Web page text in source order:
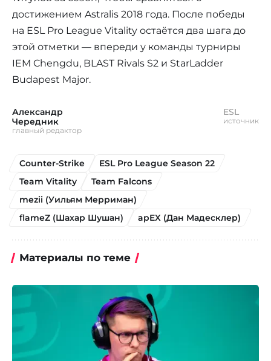
достижением Astralis 2018 года. После победы
на ESL Pro League Vitality остаётся два шага до
этой отметки — впереди у команды турниры
IEM Chengdu, BLAST Rivals S2 и StarLadder
Budapest Major.
Александр
Чередник
главный редактор
ESL
источник
Counter-Strike
ESL Pro League Season 22
Team Vitality
Team Falcons
mezii (Уильям Мерриман)
flameZ (Шахар Шушан)
apEX (Дан Мадесклер)
Материалы по теме